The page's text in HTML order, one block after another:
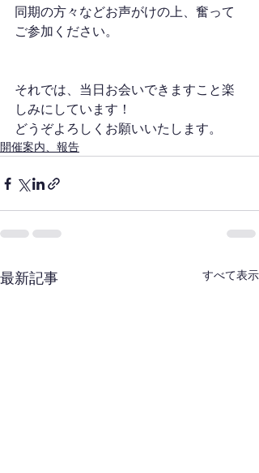
同期の方々などお声がけの上、奮って
ご参加ください。
それでは、当日お会いできますこと楽
しみにしています！
どうぞよろしくお願いいたします。
開催案内、報告
最新記事 すべて表示